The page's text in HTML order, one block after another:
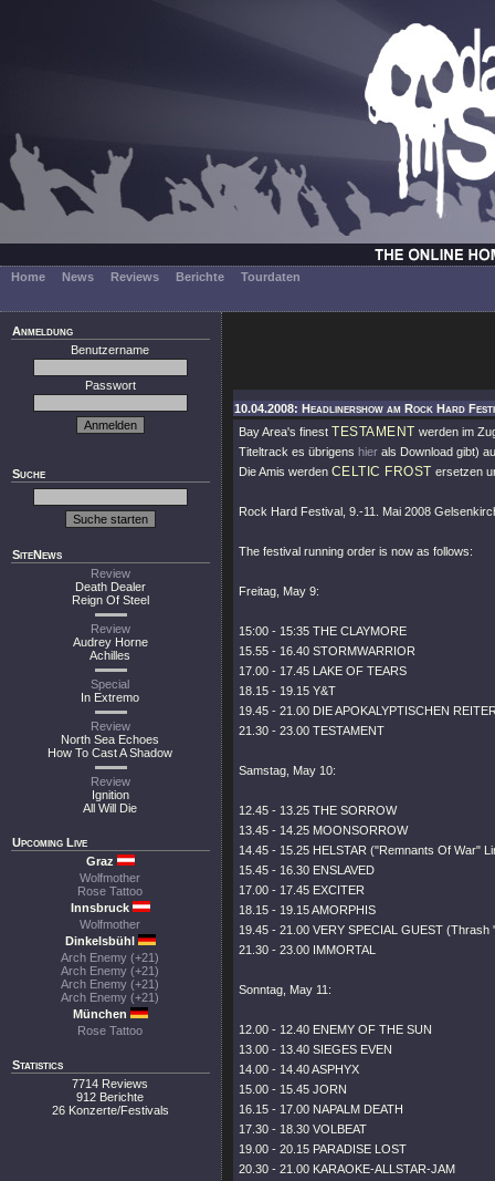
Home News Reviews Berichte Tourdaten
Anmeldung
Benutzername
Passwort
Suche
SiteNews
Review
Death Dealer
Reign Of Steel
Review
Audrey Horne
Achilles
Special
In Extremo
Review
North Sea Echoes
How To Cast A Shadow
Review
Ignition
All Will Die
Upcoming Live
Graz
Wolfmother
Rose Tattoo
Innsbruck
Wolfmother
Dinkelsbühl
Arch Enemy (+21)
Arch Enemy (+21)
Arch Enemy (+21)
Arch Enemy (+21)
München
Rose Tattoo
Statistics
7714 Reviews
912 Berichte
26 Konzerte/Festivals
10.04.2008: Headlinershow am Rock Hard
Bay Area's finestTESTAMENT werden im
Titeltrack es übrigens hier als Download gibt)
Die Amis werden CELTIC FROST ersetzen
Rock Hard Festival, 9.-11. Mai 2008
The festival running order is now as follows:
Freitag, May 9:
15:00 - 15:35 THE CLAYMORE
15.55 - 16.40 STORMWARRIOR
17.00 - 17.45 LAKE OF TEARS
18.15 - 19.15 Y&T
19.45 - 21.00 DIE APOKALYPTISCHEN
21.30 - 23.00 TESTAMENT
Samstag, May 10:
12.45 - 13.25 THE SORROW
13.45 - 14.25 MOONSORROW
14.45 - 15.25 HELSTAR ("Remnants Of War"
15.45 - 16.30 ENSLAVED
17.00 - 17.45 EXCITER
18.15 - 19.15 AMORPHIS
19.45 - 21.00 VERY SPECIAL GUEST (Thrash
21.30 - 23.00 IMMORTAL
Sonntag, May 11:
12.00 - 12.40 ENEMY OF THE SUN
13.00 - 13.40 SIEGES EVEN
14.00 - 14.40 ASPHYX
15.00 - 15.45 JORN
16.15 - 17.00 NAPALM DEATH
17.30 - 18.30 VOLBEAT
19.00 - 20.15 PARADISE LOST
20.30 - 21.00 KARAOKE-ALLSTAR-JAM